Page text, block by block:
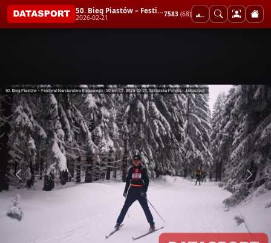
50. Bieg Piastów – Festiwal Narciarstwa Biegowego - 50 km CT
2026-02-21 7583 (68)